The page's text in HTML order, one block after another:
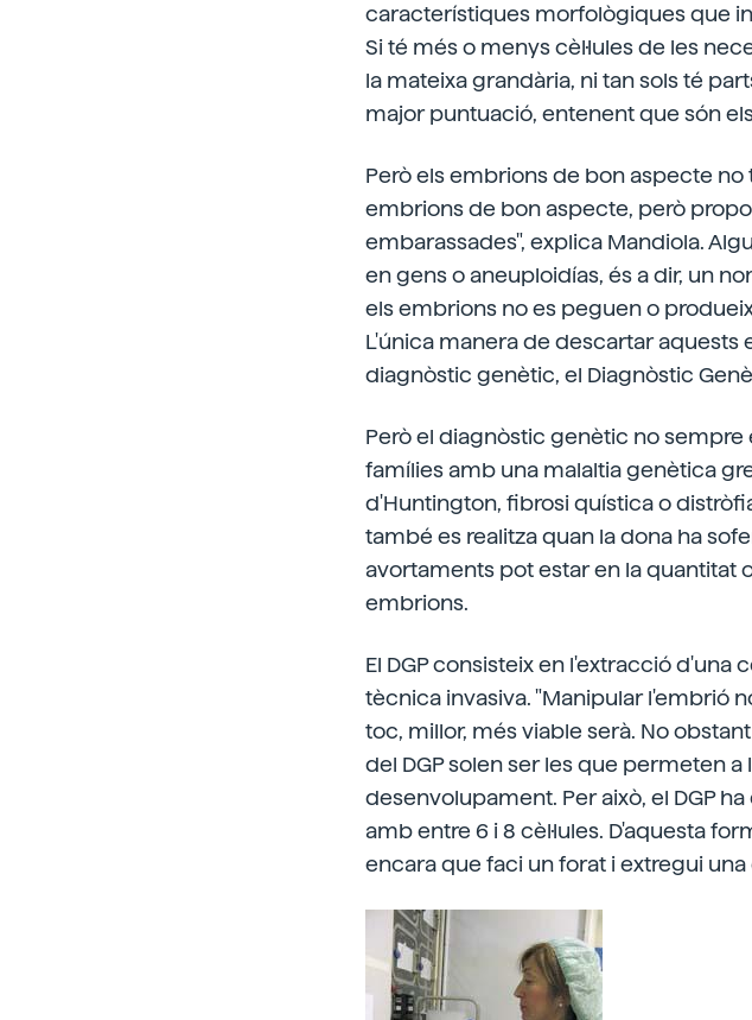
característiques morfològiques que
Si té més o menys cèl·lules de les
la mateixa grandària, ni tan sols té
major puntuació, entenent que són
Però els embrions de bon aspecte
embrions de bon aspecte, però
embarassades", explica Mandiola.
en gens o aneuploidías, és a dir, un
els embrions no es peguen o
L'única manera de descartar aquests
diagnòstic genètic, el Diagnòstic
Però el diagnòstic genètic no sempre
famílies amb una malaltia genètica
d'Huntington, fibrosi quística o
també es realitza quan la dona ha
avortaments pot estar en la quantitat
embrions.
El DGP consisteix en l'extracció d'una
tècnica invasiva. "Manipular l'embrió
toc, millor, més viable serà. No
del DGP solen ser les que permeten
desenvolupament. Per això, el DGP
amb entre 6 i 8 cèl·lules. D'aquesta
encara que faci un forat i extregui una